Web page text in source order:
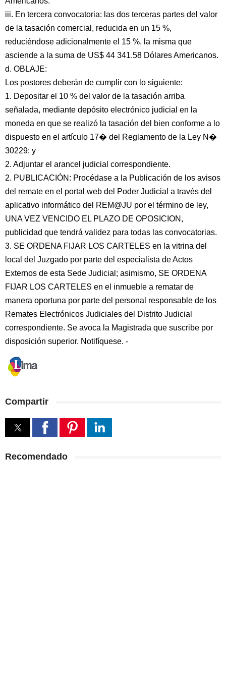
iii. En tercera convocatoria: las dos terceras partes del valor
de la tasación comercial, reducida en un 15 %,
reduciéndose adicionalmente el 15 %, la misma que
asciende a la suma de US$ 44 341.58 Dólares Americanos.
d. OBLAJE:
Los postores deberán de cumplir con lo siguiente:
1. Depositar el 10 % del valor de la tasación arriba
señalada, mediante depósito electrónico judicial en la
moneda en que se realizó la tasación del bien conforme a lo
dispuesto en el artículo 17� del Reglamento de la Ley N�
30229; y
2. Adjuntar el arancel judicial correspondiente.
2. PUBLICACIÓN: Procédase a la Publicación de los avisos
del remate en el portal web del Poder Judicial a través del
aplicativo informático del REM@JU por el término de ley,
UNA VEZ VENCIDO EL PLAZO DE OPOSICION,
publicidad que tendrá validez para todas las convocatorias.
3. SE ORDENA FIJAR LOS CARTELES en la vitrina del
local del Juzgado por parte del especialista de Actos
Externos de esta Sede Judicial; asimismo, SE ORDENA
FIJAR LOS CARTELES en el inmueble a rematar de
manera oportuna por parte del personal responsable de los
Remates Electrónicos Judiciales del Distrito Judicial
correspondiente. Se avoca la Magistrada que suscribe por
disposición superior. Notifíquese. -
Compartir
Recomendado